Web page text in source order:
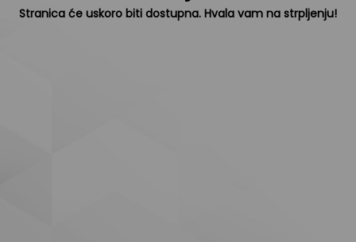
Stranica će uskoro biti dostupna. Hvala vam na strpljenju!